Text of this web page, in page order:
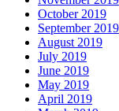
October 2019
September 2019
August 2019
July 2019
June 2019
May 2019
April 2019